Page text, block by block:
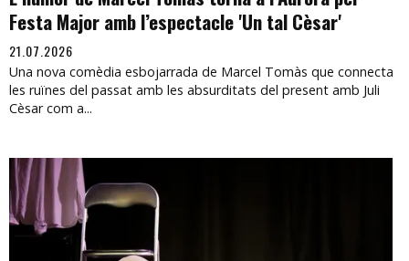
Festa Major amb l’espectacle 'Un tal Cèsar'
21.07.2026
Una nova comèdia esbojarrada de Marcel Tomàs que connecta
les ruïnes del passat amb les absurditats del present amb Juli
Cèsar com a...